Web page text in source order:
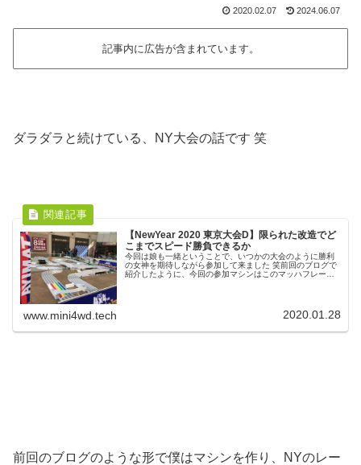
2020.02.07 2024.06.07
記事内に広告が含まれています。
ダラダラと続けている、NY大会の話です 笑
【NewYear 2020 東京大会D】限られた改造でど
こまでスピード勝負できるか
今回は娘も一緒ということで、いつかの大会のように勝利
の女神を期待しながら参加して来ました 笑前回のブログで
紹介したように、今回の参加マシンはこのマッハフレー
www.mini4wd.tech 2020.01.28
前回のブログのような形で僕はマシンを作り、NYのレー